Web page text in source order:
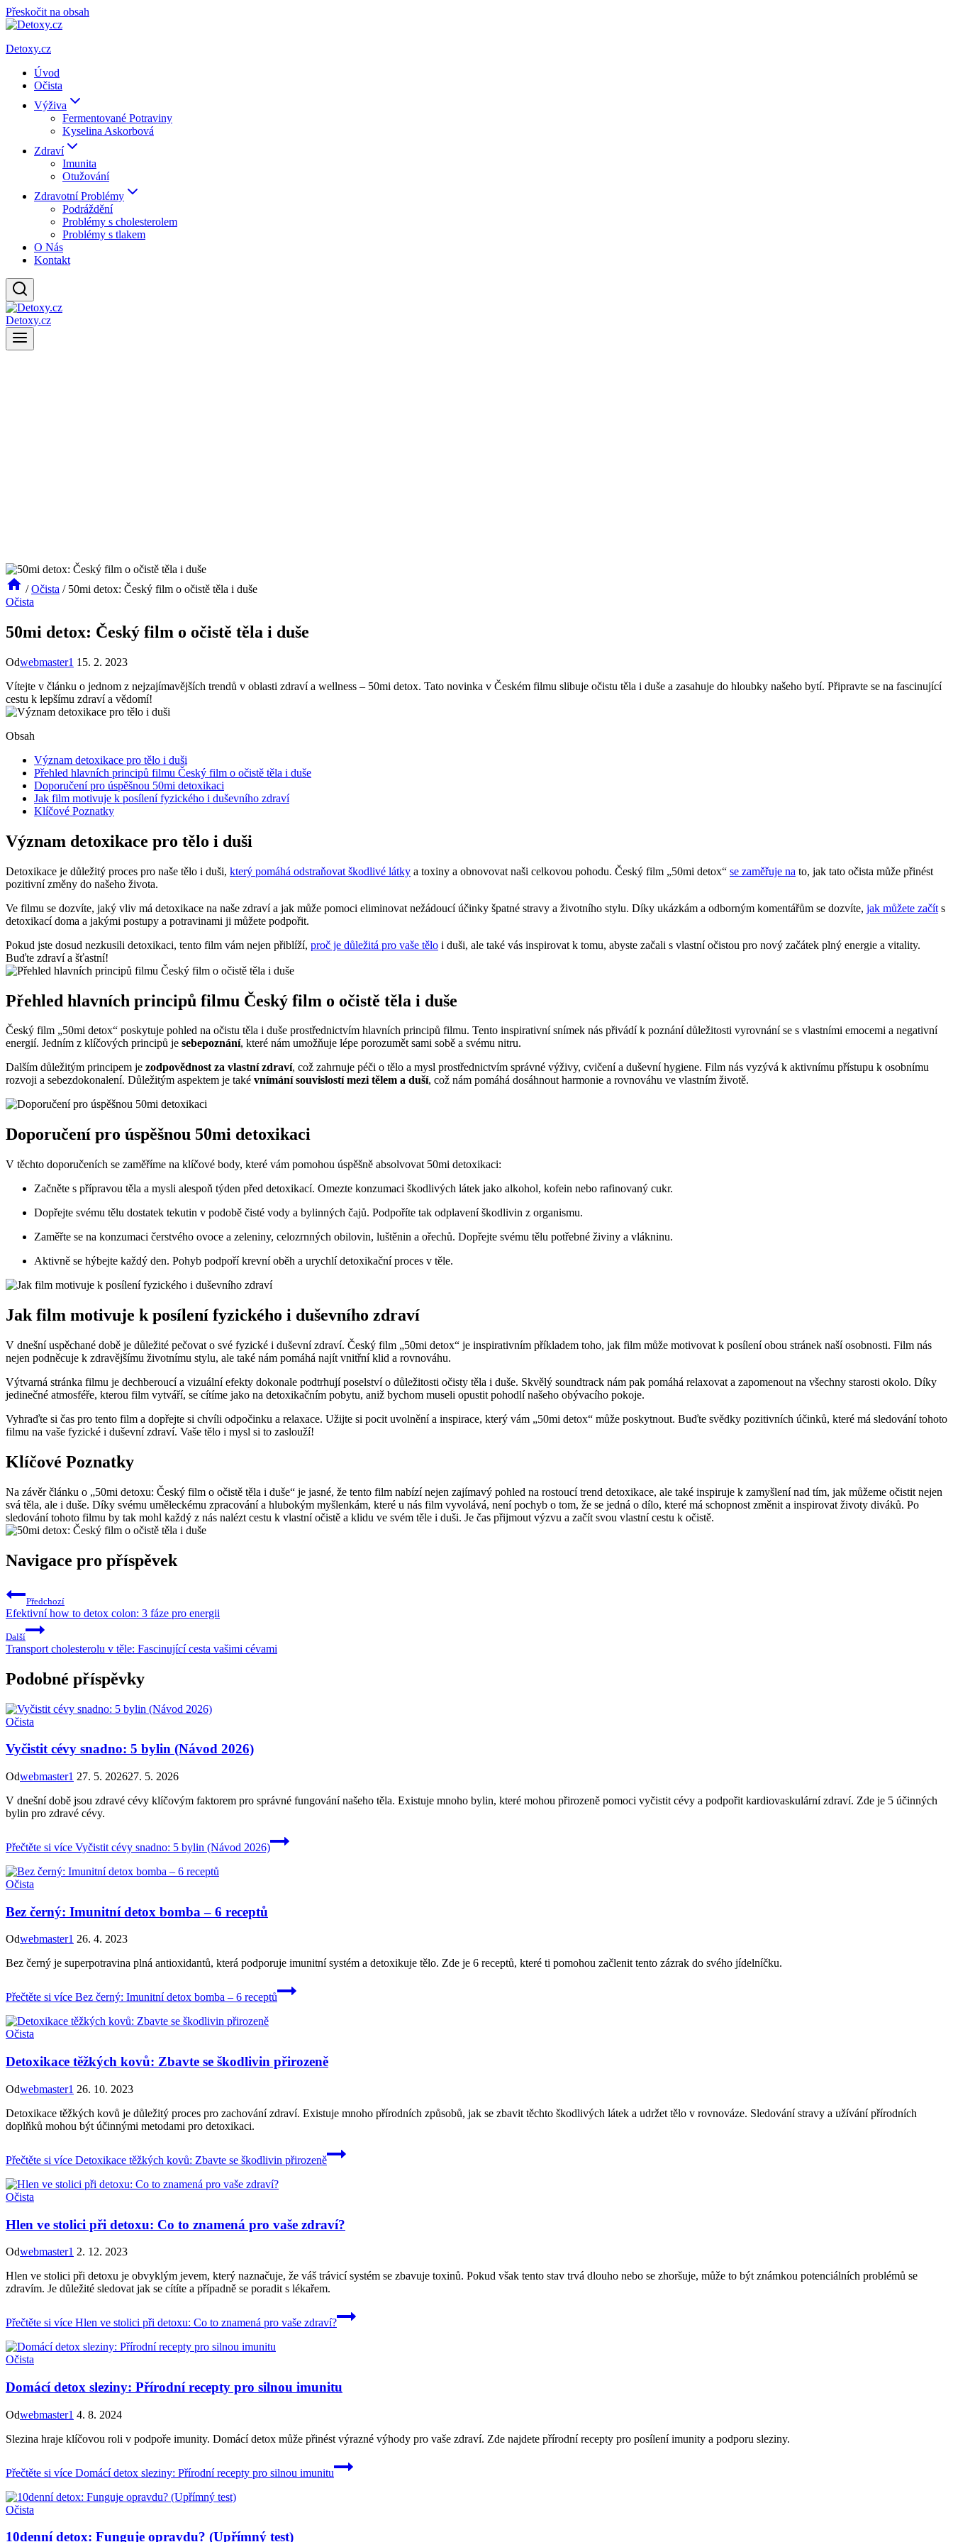
Přeskočit na obsah
Detoxy.cz
Úvod
Očista
Výživa
Fermentované Potraviny
Kyselina Askorbová
Zdraví
Imunita
Otužování
Zdravotní Problémy
Podráždění
Problémy s cholesterolem
Problémy s tlakem
O Nás
Kontakt
Detoxy.cz
/ Očista / 50mi detox: Český film o očistě těla i duše
Očista
50mi detox: Český film o očistě těla i duše
Odwebmaster1 15. 2. 2023
Vítejte v článku o jednom z nejzajímavějších trendů v oblasti zdraví a wellness – 50mi detox. Tato novinka v Českém filmu slibuje očistu těla i duše a zasahuje do hloubky našeho bytí. Připravte se na fascinující
cestu k lepšímu zdraví a vědomí!
Obsah
Význam detoxikace pro tělo i duši
Přehled hlavních principů filmu Český film o očistě těla i duše
Doporučení pro úspěšnou 50mi detoxikaci
Jak film motivuje k posílení fyzického i duševního zdraví
Klíčové Poznatky
Význam detoxikace pro tělo i duši
Detoxikace je důležitý proces pro naše tělo i duši, který pomáhá odstraňovat škodlivé látky a toxiny a obnovovat naši celkovou pohodu. Český film „50mi detox“ se zaměřuje na to, jak tato očista může přinést
pozitivní změny do našeho života.
Ve filmu se dozvíte, jaký vliv má detoxikace na naše zdraví a jak může pomoci eliminovat nežádoucí účinky špatné stravy a životního stylu. Díky ukázkám a odborným komentářům se dozvíte, jak můžete začít s
detoxikací doma a jakými postupy a potravinami ji můžete podpořit.
Pokud jste dosud nezkusili detoxikaci, tento film vám nejen přiblíží, proč je důležitá pro vaše tělo i duši, ale také vás inspirovat k tomu, abyste začali s vlastní očistou pro nový začátek plný energie a vitality.
Buďte zdraví a šťastní!
Přehled hlavních principů filmu Český film o očistě těla i duše
Český film „50mi detox“ poskytuje pohled na očistu těla i duše prostřednictvím hlavních principů filmu. Tento inspirativní snímek nás přivádí k poznání důležitosti vyrovnání se s vlastními emocemi a negativní
energií. Jedním z klíčových principů je sebepoznání, které nám umožňuje lépe porozumět sami sobě a svému nitru.
Dalším důležitým principem je zodpovědnost za vlastní zdraví, což zahrnuje péči o tělo a mysl prostřednictvím správné výživy, cvičení a duševní hygiene. Film nás vyzývá k aktivnímu přístupu k osobnímu
rozvoji a sebezdokonalení. Důležitým aspektem je také vnímání souvislostí mezi tělem a duší, což nám pomáhá dosáhnout harmonie a rovnováhu ve vlastním životě.
Doporučení pro úspěšnou 50mi detoxikaci
V těchto doporučeních se zaměříme na klíčové body, které vám pomohou úspěšně absolvovat 50mi detoxikaci:
Začněte s přípravou těla a mysli alespoň týden před detoxikací. Omezte konzumaci škodlivých látek jako alkohol, kofein nebo rafinovaný cukr.
Dopřejte svému tělu dostatek tekutin v podobě čisté vody a bylinných čajů. Podpoříte tak odplavení škodlivin z organismu.
Zaměřte se na konzumaci čerstvého ovoce a zeleniny, celozrnných obilovin, luštěnin a ořechů. Dopřejte svému tělu potřebné živiny a vlákninu.
Aktivně se hýbejte každý den. Pohyb podpoří krevní oběh a urychlí detoxikační proces v těle.
Jak film motivuje k posílení fyzického i duševního zdraví
V dnešní uspěchané době je důležité pečovat o své fyzické i duševní zdraví. Český film „50mi detox“ je inspirativním příkladem toho, jak film může motivovat k posílení obou stránek naší osobnosti. Film nás
nejen podněcuje k zdravějšímu životnímu stylu, ale také nám pomáhá najít vnitřní klid a rovnováhu.
Výtvarná stránka filmu je dechberoucí a vizuální efekty dokonale podtrhují poselství o důležitosti očisty těla i duše. Skvělý soundtrack nám pak pomáhá relaxovat a zapomenout na všechny starosti okolo. Díky
jedinečné atmosféře, kterou film vytváří, se cítíme jako na detoxikačním pobytu, aniž bychom museli opustit pohodlí našeho obývacího pokoje.
Vyhraďte si čas pro tento film a dopřejte si chvíli odpočinku a relaxace. Užijte si pocit uvolnění a inspirace, který vám „50mi detox“ může poskytnout. Buďte svědky pozitivních účinků, které má sledování tohoto
filmu na vaše fyzické i duševní zdraví. Vaše tělo i mysl si to zaslouží!
Klíčové Poznatky
Na závěr článku o „50mi detoxu: Český film o očistě těla i duše“ je jasné, že tento film nabízí nejen zajímavý pohled na rostoucí trend detoxikace, ale také inspiruje k zamyšlení nad tím, jak můžeme očistit nejen
svá těla, ale i duše. Díky svému uměleckému zpracování a hlubokým myšlenkám, které u nás film vyvolává, není pochyb o tom, že se jedná o dílo, které má schopnost změnit a inspirovat životy diváků. Po
sledování tohoto filmu by tak mohl každý z nás nalézt cestu k vlastní očistě a klidu ve svém těle i duši. Je čas přijmout výzvu a začít svou vlastní cestu k očistě.
Navigace pro příspěvek
Předchozí
Efektivní how to detox colon: 3 fáze pro energii
Další
Transport cholesterolu v těle: Fascinující cesta vašimi cévami
Podobné příspěvky
Očista
Vyčistit cévy snadno: 5 bylin (Návod 2026)
Odwebmaster1 27. 5. 202627. 5. 2026
V dnešní době jsou zdravé cévy klíčovým faktorem pro správné fungování našeho těla. Existuje mnoho bylin, které mohou přirozeně pomoci vyčistit cévy a podpořit kardiovaskulární zdraví. Zde je 5 účinných
bylin pro zdravé cévy.
Přečtěte si více Vyčistit cévy snadno: 5 bylin (Návod 2026)
Očista
Bez černý: Imunitní detox bomba – 6 receptů
Odwebmaster1 26. 4. 2023
Bez černý je superpotravina plná antioxidantů, která podporuje imunitní systém a detoxikuje tělo. Zde je 6 receptů, které ti pomohou začlenit tento zázrak do svého jídelníčku.
Přečtěte si více Bez černý: Imunitní detox bomba – 6 receptů
Očista
Detoxikace těžkých kovů: Zbavte se škodlivin přirozeně
Odwebmaster1 26. 10. 2023
Detoxikace těžkých kovů je důležitý proces pro zachování zdraví. Existuje mnoho přírodních způsobů, jak se zbavit těchto škodlivých látek a udržet tělo v rovnováze. Sledování stravy a užívání přírodních
doplňků mohou být účinnými metodami pro detoxikaci.
Přečtěte si více Detoxikace těžkých kovů: Zbavte se škodlivin přirozeně
Očista
Hlen ve stolici při detoxu: Co to znamená pro vaše zdraví?
Odwebmaster1 2. 12. 2023
Hlen ve stolici při detoxu je obvyklým jevem, který naznačuje, že váš trávicí systém se zbavuje toxinů. Pokud však tento stav trvá dlouho nebo se zhoršuje, může to být známkou potenciálních problémů se
zdravím. Je důležité sledovat jak se cítíte a případně se poradit s lékařem.
Přečtěte si více Hlen ve stolici při detoxu: Co to znamená pro vaše zdraví?
Očista
Domácí detox sleziny: Přírodní recepty pro silnou imunitu
Odwebmaster1 4. 8. 2024
Slezina hraje klíčovou roli v podpoře imunity. Domácí detox může přinést výrazné výhody pro vaše zdraví. Zde najdete přírodní recepty pro posílení imunity a podporu sleziny.
Přečtěte si více Domácí detox sleziny: Přírodní recepty pro silnou imunitu
Očista
10denní detox: Funguje opravdu? (Upřímný test)